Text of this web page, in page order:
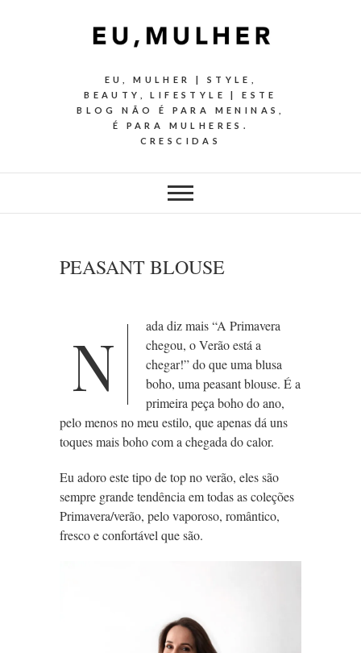
EU, MULHER | STYLE,
BEAUTY, LIFESTYLE | ESTE
BLOG NÃO É PARA MENINAS,
É PARA MULHERES.
CRESCIDAS
PEASANT BLOUSE
N
ada diz mais “A Primavera
chegou, o Verão está a
chegar!” do que uma blusa
boho, uma peasant blouse. É a
primeira peça boho do ano,
pelo menosno meu estilo, que apenas dá uns
toques mais boho com a chegada do calor.
Eu adoro este tipo de top no verão, eles são
sempre grande tendência em todas as coleções
Primavera/verão, pelo vaporoso, romântico,
fresco e confortável que são.